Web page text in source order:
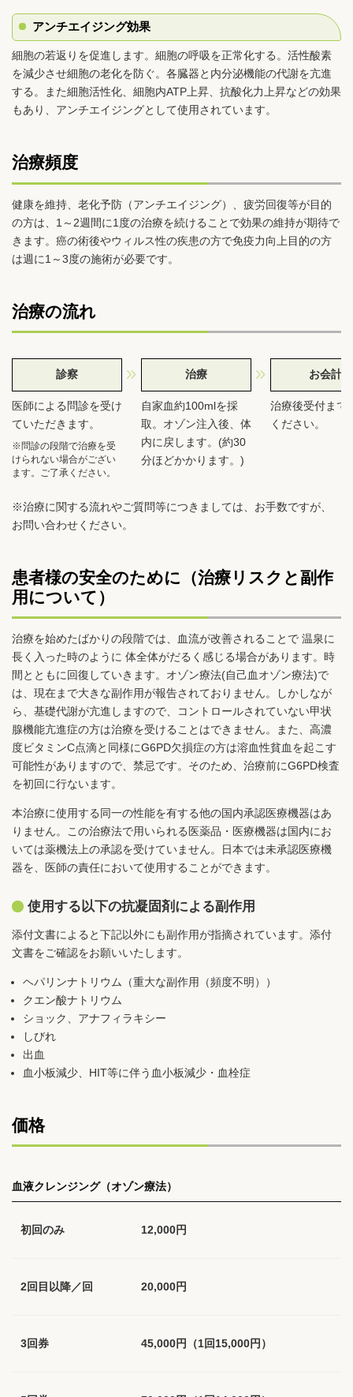
アンチエイジング効果
細胞の若返りを促進します。細胞の呼吸を正常化する。活性酸素
を減少させ細胞の老化を防ぐ。各臓器と内分泌機能の代謝を亢進
する。また細胞活性化、細胞内ATP上昇、抗酸化力上昇などの効果
もあり、アンチエイジングとして使用されています。
治療頻度
健康を維持、老化予防（アンチエイジング）、疲労回復等が目的
の方は、1～2週間に1度の治療を続けることで効果の維持が期待で
きます。癌の術後やウィルス性の疾患の方で免疫力向上目的の方
は週に1～3度の施術が必要です。
治療の流れ
診察
医師による問診を受け
ていただきます。
※問診の段階で治療を受
けられない場合がござい
ます。ご了承ください。
治療
自家血約100mlを採
取。オゾン注入後、体
内に戻します。(約30
分ほどかかります。)
お会計
治療後受付まで
ください。
※治療に関する流れやご質問等につきましては、お手数ですが、
お問い合わせください。
患者様の安全のために（治療リスクと副作
用について）
治療を始めたばかりの段階では、血流が改善されることで 温泉に
長く入った時のように 体全体がだるく感じる場合があります。時
間とともに回復していきます。オゾン療法(自己血オゾン療法)で
は、現在まで大きな副作用が報告されておりません。しかしなが
ら、基礎代謝が亢進しますので、コントロールされていない甲状
腺機能亢進症の方は治療を受けることはできません。また、高濃
度ビタミンC点滴と同様にG6PD欠損症の方は溶血性貧血を起こす
可能性がありますので、禁忌です。そのため、治療前にG6PD検査
を初回に行ないます。
本治療に使用する同一の性能を有する他の国内承認医療機器はあ
りません。この治療法で用いられる医薬品・医療機器は国内にお
いては薬機法上の承認を受けていません。日本では未承認医療機
器を、医師の責任において使用することができます。
使用する以下の抗凝固剤による副作用
添付文書によると下記以外にも副作用が指摘されています。添付
文書をご確認をお願いいたします。
ヘパリンナトリウム（重大な副作用（頻度不明））
クエン酸ナトリウム
ショック、アナフィラキシー
しびれ
出血
血小板減少、HIT等に伴う血小板減少・血栓症
価格
血液クレンジング（オゾン療法）
初回のみ 12,000円
2回目以降／回 20,000円
3回券 45,000円（1回15,000円）